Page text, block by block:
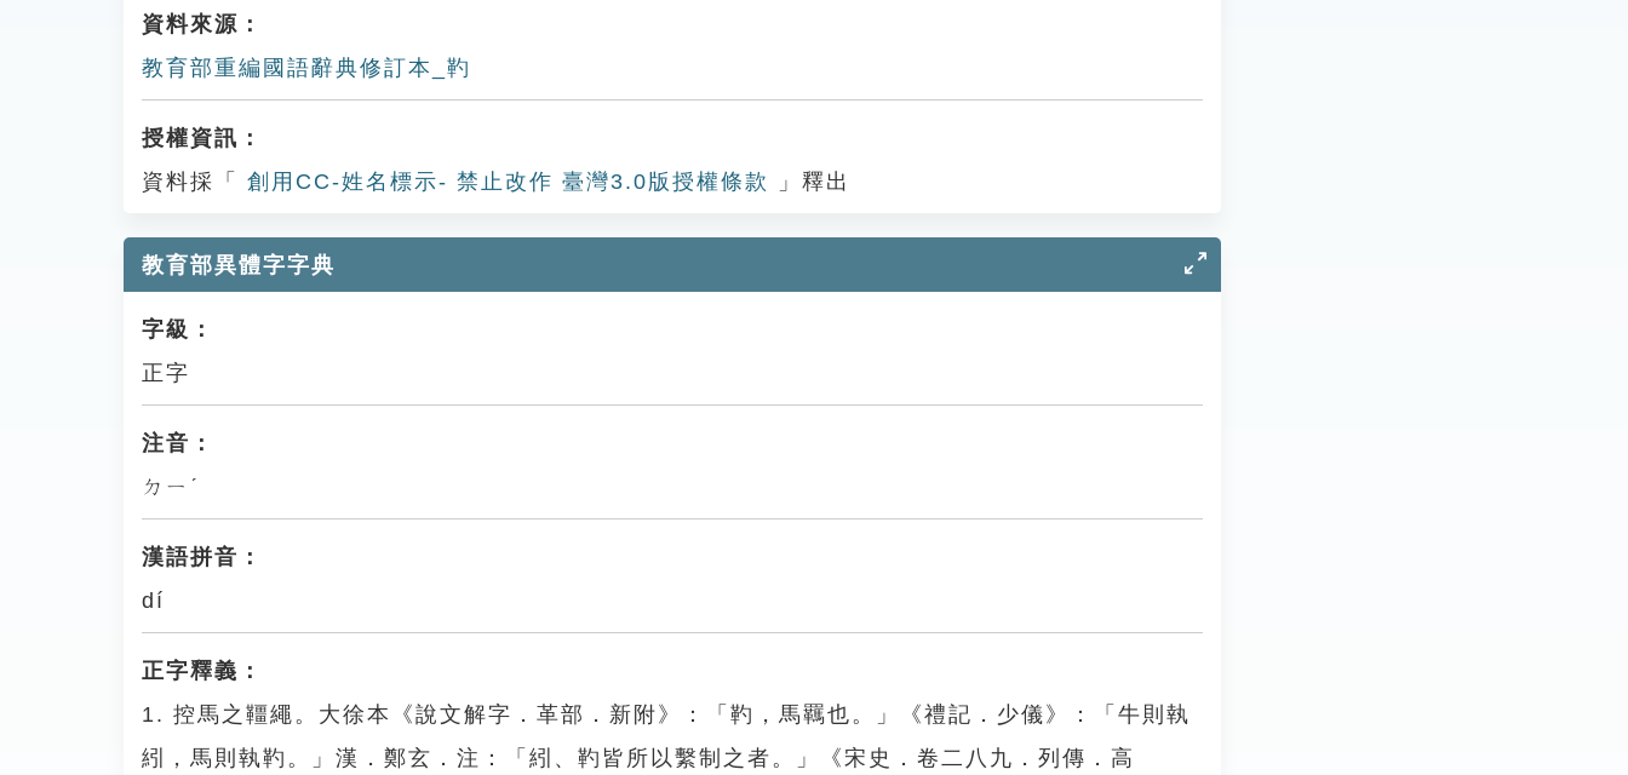
資料來源：
教育部重編國語辭典修訂本_靮
授權資訊：
資料採「
創用CC-姓名標示- 禁止改作 臺灣3.0版授權條款 」釋出
教育部異體字字典
字級：
正字
注音：
ㄉㄧˊ
漢語拼音：
dí
正字釋義：
1. 控馬之韁繩。大徐本《說文解字．革部．新附》：「靮，馬羈也。」《禮記．少儀》：「牛則執
紖，馬則執靮。」漢．鄭玄．注：「紖、靮皆所以繫制之者。」《宋史．卷二八九．列傳．高